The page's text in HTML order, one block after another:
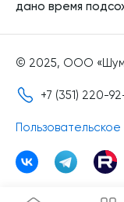
дано время
© 2025, ООО
+7 (351) 220-